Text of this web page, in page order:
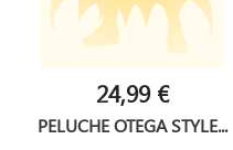
24,99 €
PELUCHE OTEGA STYLE...